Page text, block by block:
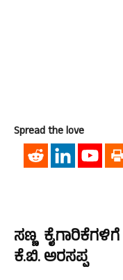
Spread the love
ಸಣ್ಣ
ಕೆ.ಬಿ. ಅರಸಪ್ಪ